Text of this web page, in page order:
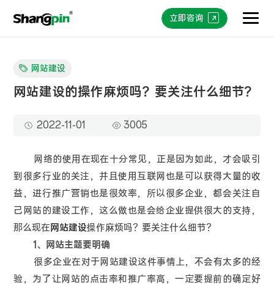
立即咨询
网站建设
网站建设的操作麻烦吗？要关注什么细节?
2022-11-01 3005
网络的使用在现在十分常见，正是因为如此，才会吸引
到很多行业的关注，并且使用互联网也是可以获得大量的收
益，进行推广营销也是很效率，所以很多企业，都会关注自
己网站的建设工作，这么做也是会给企业提供很大的支持，
那么现在 网站建设操作麻烦吗？要关注什么细节？
1、网站主题要明确
很多企业在对于网站建设这件事情上，不会有太多的经
验，为了让网站的点击率和推广率高，一定要提前的确定好